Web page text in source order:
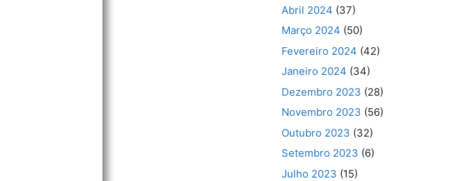
Abril 2024 (37)
Março 2024 (50)
Fevereiro 2024 (42)
Janeiro 2024 (34)
Dezembro 2023 (28)
Novembro 2023 (56)
Outubro 2023 (32)
Setembro 2023 (6)
Julho 2023 (15)